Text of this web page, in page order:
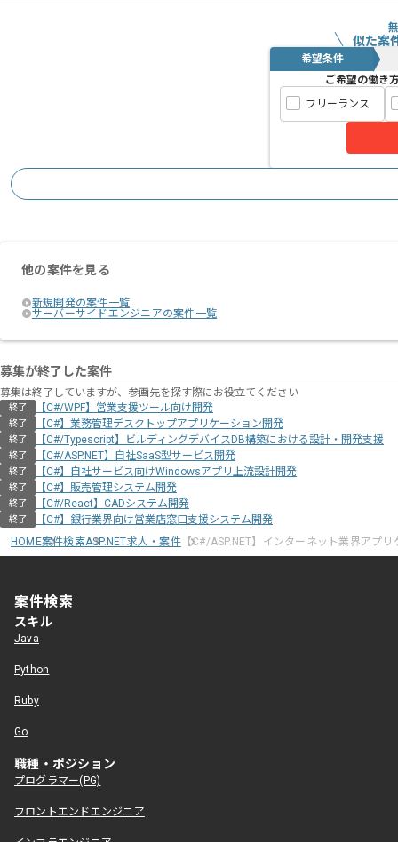
似た案
希望条件
ご希望の働き
フリーランス
他の案件を見る
新規開発の案件一覧
サーバーサイドエンジニアの案件一覧
募集が終了した案件
募集は終了していますが、参画先を探す際にお役立てください
終了 【C#/WPF】営業支援ツール向け開発
終了 【C#】業務管理デスクトップアプリケーション開発
終了 【C#/Typescript】ビルディングデバイスDB構築における設計・開発支援
終了 【C#/ASP.NET】自社SaaS型サービス開発
終了 【C#】自社サービス向けWindowsアプリ上流設計開発
終了 【C#】販売管理システム開発
終了 【C#/React】CADシステム開発
終了
【C#】銀行業界向け営業店窓口支援システム開発
HOME案件検索ASP.NET求人・案件【C#/ASP.NET】インターネット業界アプ
案件検索
スキル
Java
Python
Ruby
Go
職種・ポジション
プログラマー(PG)
フロントエンドエンジニア